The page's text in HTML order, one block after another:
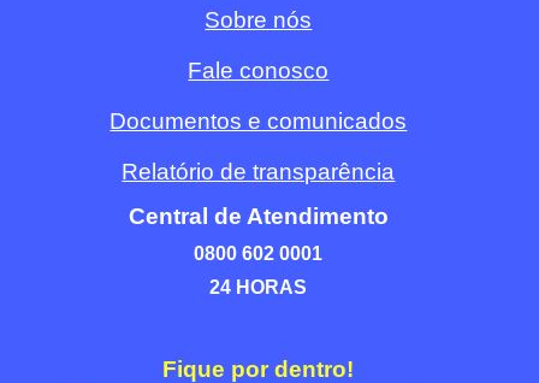
Sobre nós
Fale conosco
Documentos e comunicados
Relatório de transparência
Central de Atendimento
0800 602 0001
24 HORAS
Fique por dentro!